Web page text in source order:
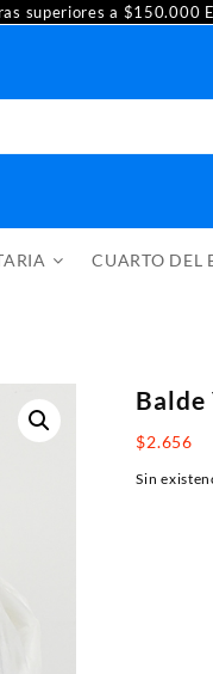
superiores a $150.000
CUARTO DEL
Balde
$2.656
Sin